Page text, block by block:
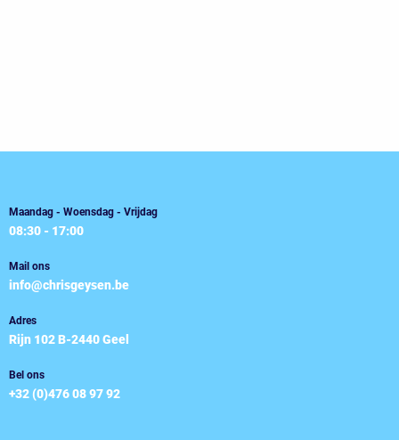
Maandag - Woensdag - Vrijdag
08:30 - 17:00
Mail ons
info@chrisgeysen.be
Adres
Rijn 102 B-2440 Geel
Bel ons
+32 (0)476 08 97 92